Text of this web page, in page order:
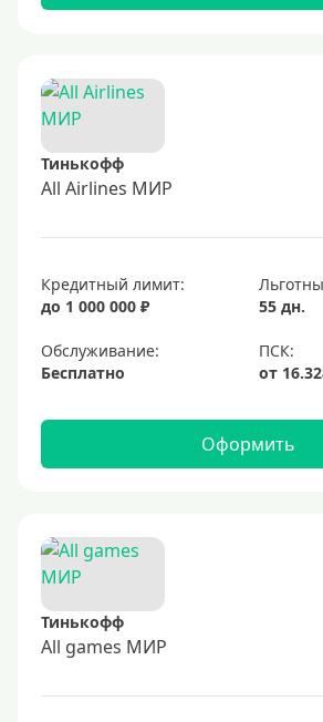
Тинькофф
All Airlines МИР
Кредитный лимит:
до 1 000 000 ₽
55 дн.
Обслуживание:
Бесплатно
Оформить
Тинькофф
All games МИР